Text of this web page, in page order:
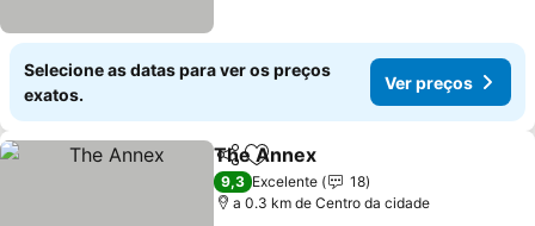
Selecione as datas para ver os preços
exatos.
Ver preços
PartilharAdicionar aos favoritos
The Annex
9,3 Excelente
18
a 0.3 km de Centro da cidade